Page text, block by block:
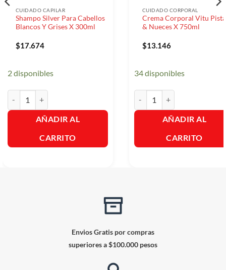
CUIDADO CAPILAR
Shampo Silver Para Cabellos
Blancos Y Grises X 300ml
$17.674
2 disponibles
AÑADIR AL
CARRITO
CUIDADO CORPORAL
Crema Corporal Vitu
& Nueces X 750ml
$13.146
34 disponibles
AÑADIR AL
CARRITO
Envios Gratis por compras
superiores a $100.000 pesos